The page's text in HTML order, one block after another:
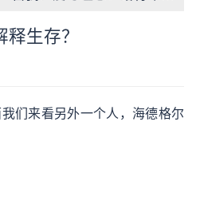
生存？
们来看另外一个人，海德格尔